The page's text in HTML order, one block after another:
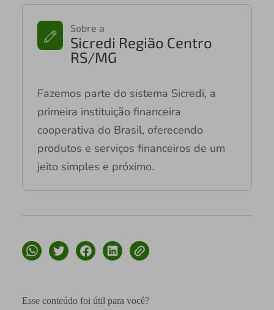
Sobre a
Sicredi Região Centro
RS/MG
Fazemos parte do sistema Sicredi, a
primeira instituição financeira
cooperativa do Brasil, oferecendo
produtos e serviços financeiros de um
jeito simples e próximo.
Esse conteúdo foi útil para você?